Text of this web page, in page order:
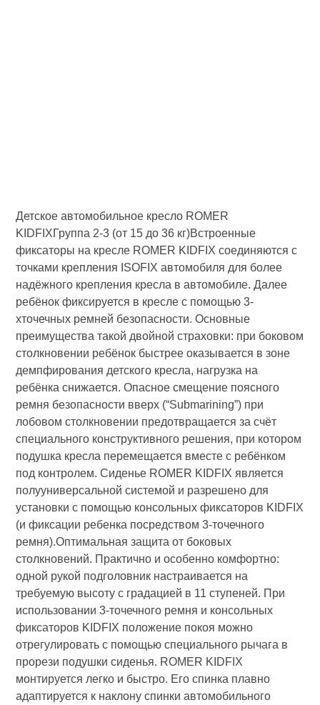
Детское автомобильное кресло ROMER
KIDFIXГруппа 2-3 (от 15 до 36 кг)Встроенные
фиксаторы на кресле ROMER KIDFIX соединяются с
точками крепления ISOFIX автомобиля для более
надёжного крепления кресла в автомобиле. Далее
ребёнок фиксируется в кресле с помощью 3-
хточечных ремней безопасности. Основные
преимущества такой двойной страховки: при боковом
столкновении ребёнок быстрее оказывается в зоне
демпфирования детского кресла, нагрузка на
ребёнка снижается. Опасное смещение поясного
ремня безопасности вверх (“Submarining”) при
лобовом столкновении предотвращается за счёт
специального конструктивного решения, при котором
подушка кресла перемещается вместе с ребёнком
под контролем. Сиденье ROMER KIDFIX является
полууниверсальной системой и разрешено для
установки с помощью консольных фиксаторов KIDFIX
(и фиксации ребенка посредством 3-точечного
ремня).Оптимальная защита от боковых
столкновений. Практично и особенно комфортно:
одной рукой подголовник настраивается на
требуемую высоту с градацией в 11 ступеней. При
использовании 3-точечного ремня и консольных
фиксаторов KIDFIX положение покоя можно
отрегулировать с помощью специального рычага в
прорези подушки сиденья. ROMER KIDFIX
монтируется легко и быстро. Его спинка плавно
адаптируется к наклону спинки автомобильного